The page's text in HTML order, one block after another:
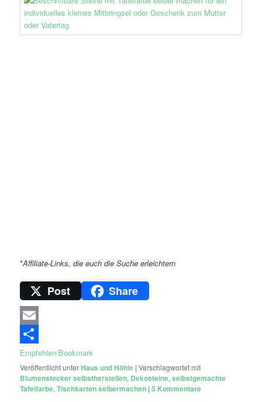
*Affiliate-Links, die euch die Suche erleichtern
Post Share
Email
Empfehlen/Bookmark
Veröffentlicht unterHaus und Höhle |Verschlagwortet mit
Blumenstecker selbstherstellen, Dekosteine,selbstgemachte
Tafelfarbe,Tischkarten selbermachen |5 Kommentare